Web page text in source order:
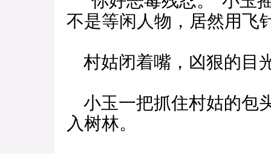
不是等闲人物，居然用飞
村姑闭着嘴，凶狠的目
小玉一把抓住村姑的包
入树林。